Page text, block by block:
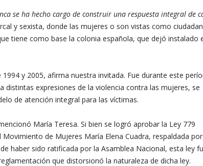
se ha hecho cargo de construir una respuesta integral de
y sexista, donde las mujeres o son vistas como
tiene como base la colonia española, que dejó instalado
y 2005, afirma nuestra invitada. Fue durante este
expresiones de la violencia contra las mujeres, se
de atención integral para las víctimas.
María Teresa. Si bien se logró aprobar la Ley 779
de Mujeres María Elena Cuadra, respaldada por
haber sido ratificada por la Asamblea Nacional, esta ley
que distorsionó la naturaleza de dicha ley.